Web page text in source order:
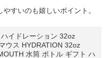
すいのも嬉しいポイント。
イドレーション 32oz
ウス HYDRATION 32oz
水筒 ボトル ギフト ハ